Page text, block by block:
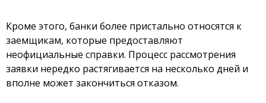
Кроме этого, банки более пристально относятся к
заемщикам, которые предоставляют
неофициальные справки. Процесс рассмотрения
заявки нередко растягивается на несколько дней и
вполне может закончиться отказом.